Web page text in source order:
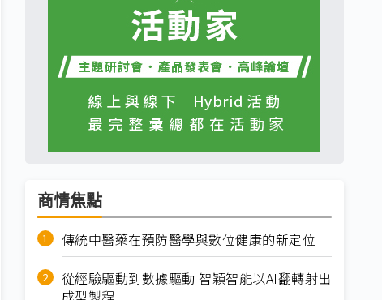
商情焦點
傳統中醫藥在預防醫學與數位健康的新定位
從經驗驅動到數據驅動 智穎智能以AI翻轉射出
成型製程